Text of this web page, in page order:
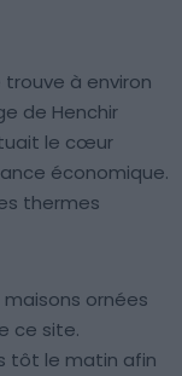
trouve à environ
de Henchir
le cœur
économique.
thermes
ornées
ce site.
tôt le matin afin